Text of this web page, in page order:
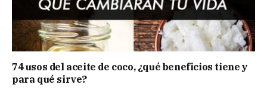
74 usos del aceite de coco, ¿qué beneficios tiene y
para qué sirve?